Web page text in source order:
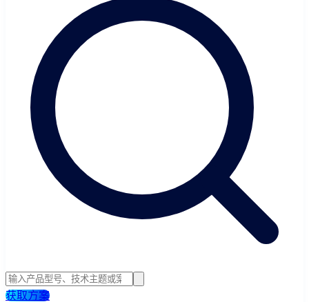
获取方案